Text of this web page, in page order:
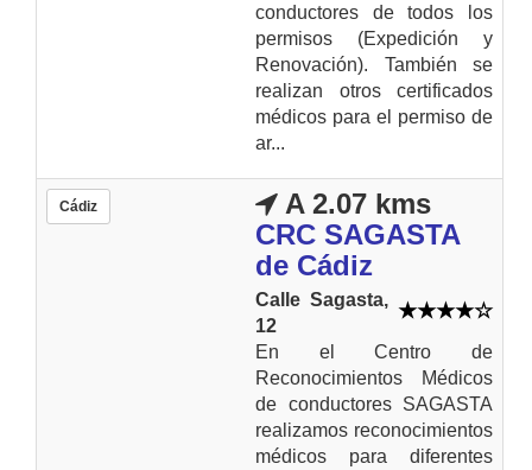
conductores de todos los
permisos (Expedición y
Renovación). También se
realizan otros certificados
médicos para el permiso de
ar...
Cádiz
A 2.07 kms
CRC SAGASTA
de Cádiz
Calle Sagasta,
12
En el Centro de
Reconocimientos Médicos
de conductores SAGASTA
realizamos reconocimientos
médicos para diferentes